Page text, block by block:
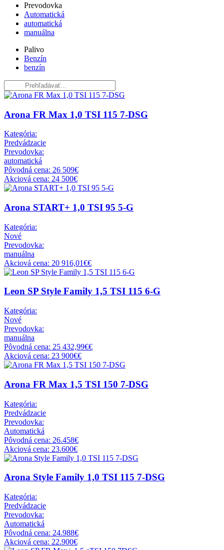
Prevodovka
Automatická
automatická
manuálna
Palivo
Benzín
benzín
Arona FR Max 1,0 TSI 115 7-DSG
Kategória:
Predvádzacie
Prevodovka:
automatická
Pôvodná cena: 26 509€
Akciová cena: 24 500€
Arona START+ 1,0 TSI 95 5-G
Kategória:
Nové
Prevodovka:
manuálna
Akciová cena: 20 916,01€€
Leon SP Style Family 1,5 TSI 115 6-G
Kategória:
Nové
Prevodovka:
manuálna
Pôvodná cena: 25 432,99€€
Akciová cena: 23 900€€
Arona FR Max 1,5 TSI 150 7-DSG
Kategória:
Predvádzacie
Prevodovka:
Automatická
Pôvodná cena: 26.458€
Akciová cena: 23.600€
Arona Style Family 1,0 TSI 115 7-DSG
Kategória:
Predvádzacie
Prevodovka:
Automatická
Pôvodná cena: 24.988€
Akciová cena: 22.900€